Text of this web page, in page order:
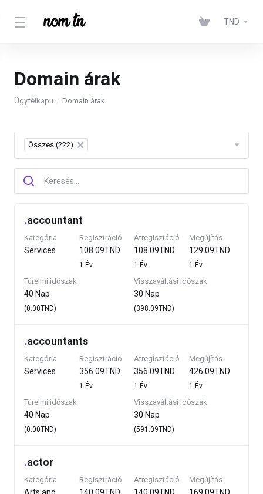
TND
Domain árak
Ügyfélkapu Domain árak
Összes (222) ×
.accountant
Kategória
Services
Regisztráció
108.09TND
1 Év
Átregisztáció
108.09TND
1 Év
Megújítás
129.09TND
1 Év
Türelmi időszak
40 Nap
(0.00TND)
Visszaváltási időszak
30 Nap
(398.09TND)
.accountants
Kategória
Services
Regisztráció
356.09TND
1 Év
Átregisztáció
356.09TND
1 Év
Megújítás
426.09TND
1 Év
Türelmi időszak
40 Nap
(0.00TND)
Visszaváltási időszak
30 Nap
(591.09TND)
.actor
Kategória Regisztráció Átregisztáció Megújítás